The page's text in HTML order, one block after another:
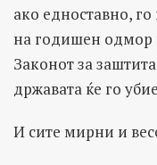
ако едноставно,
на годишен одмор
Законот за
државата ќе го
И сите мирни и